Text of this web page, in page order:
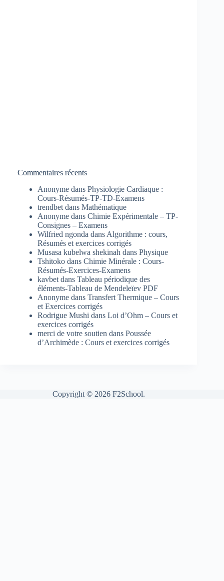
Commentaires récents
Anonyme dans Physiologie Cardiaque :
Cours-Résumés-TP-TD-Examens
trendbet dans Mathématique
Anonyme dans Chimie Expérimentale – TP-
Consignes – Examens
Wilfried ngonda dans Algorithme : cours,
Résumés et exercices corrigés
Musasa kubelwa shekinah dans Physique
Tshitoko dans Chimie Minérale : Cours-
Résumés-Exercices-Examens
kavbet dans Tableau périodique des
éléments-Tableau de Mendeleïev PDF
Anonyme dans Transfert Thermique – Cours
et Exercices corrigés
Rodrigue Mushi dans Loi d’Ohm – Cours et
exercices corrigés
merci de votre soutien dans Poussée
d’Archimède : Cours et exercices corrigés
Copyright © 2026 F2School.